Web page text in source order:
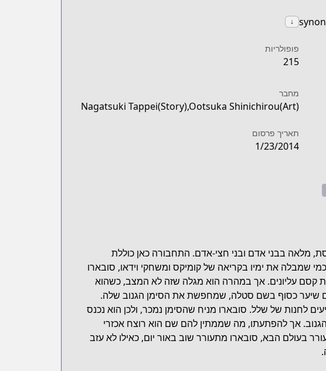
↓
פופולריות
215
מחבר
Nagatsuki Tappei(Story),Ootsuka Shinichirou(Art)
תאריך פרסום
1/23/2014
מלאה בבני אדם ובני חצי-אדם. התחבורה כאן כוללת
שמבלה את ימיו בקריאה של קומיקס ומשחקי וידאו, סובארו
קסם עליונים. אך במהרה הוא מגלה שזה לא המצב, כשהוא
עם שיער כסוף בשם סטלה, שמחפשת את הסימן הגנוב שלה.
לחנות של שלל. סובארו מניח שהסימן נמכר, ולכן הוא נכנס
אך להפתעתו, מה שממתין להם שם הוא רוצח אכזרי
בעולם הבא, סובארו מתעורר שוב באור יום, כאילו לא עזב